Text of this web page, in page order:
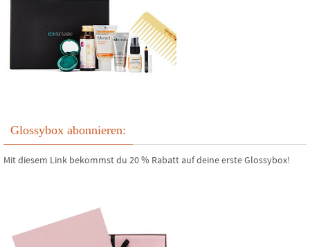
Glossybox abonnieren:
Mit diesem Link bekommst du 20 % Rabatt auf deine erste Glossybox!